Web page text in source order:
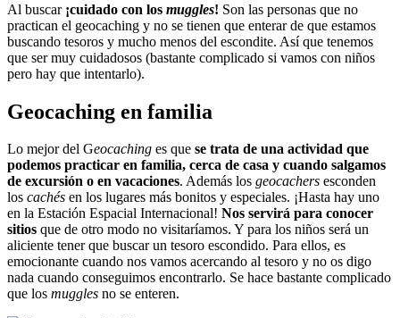
Al buscar¡cuidado con los muggles! Son las personas que no
practican el geocaching y no se tienen que enterar de que estamos
buscando tesoros y mucho menos del escondite. Así que tenemos
que ser muy cuidadosos (bastante complicado si vamos con niños
pero hay que intentarlo).
Geocaching en familia
Lo mejor del Geocaching es que se trata de una actividad que
podemos practicar en familia, cerca de casa y cuando salgamos
de excursión o en vacaciones. Además los geocachers esconden
los cachés en los lugares más bonitos y especiales. ¡Hasta hay uno
en la Estación Espacial Internacional! Nos servirá para conocer
sitios que de otro modo no visitaríamos. Y para los niños será un
aliciente tener que buscar un tesoro escondido. Para ellos, es
emocionante cuando nos vamos acercando al tesoro y no os digo
nada cuando conseguimos encontrarlo. Se hace bastante complicado
que los muggles no se enteren.